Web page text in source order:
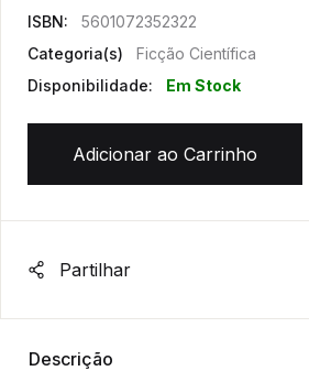
ISBN:
5601072352322
Categoria(s)
Ficção Científica
Disponibilidade:
Em Stock
Adicionar ao Carrinho
Partilhar
Descrição